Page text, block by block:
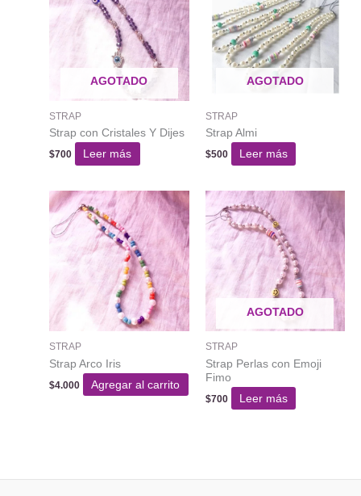
AGOTADO
STRAP
Strap con Cristales Y Dijes
$700 Leer más
AGOTADO
STRAP
Strap Almi
$500 Leer más
STRAP
Strap Arco Iris
$4.000 Agregar al carrito
AGOTADO
STRAP
Strap Perlas con Emoji
Fimo
$700 Leer más